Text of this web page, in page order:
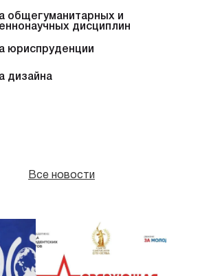
общегуманитарных и
дисциплин
юриспруденции
дизайна
Все новости